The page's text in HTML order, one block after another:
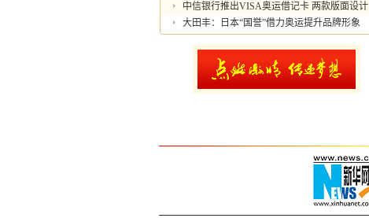
中信银行推出VISA奥运借记卡 两款版面设计
大田丰：日本“国誉”借力奥运提升品牌形象